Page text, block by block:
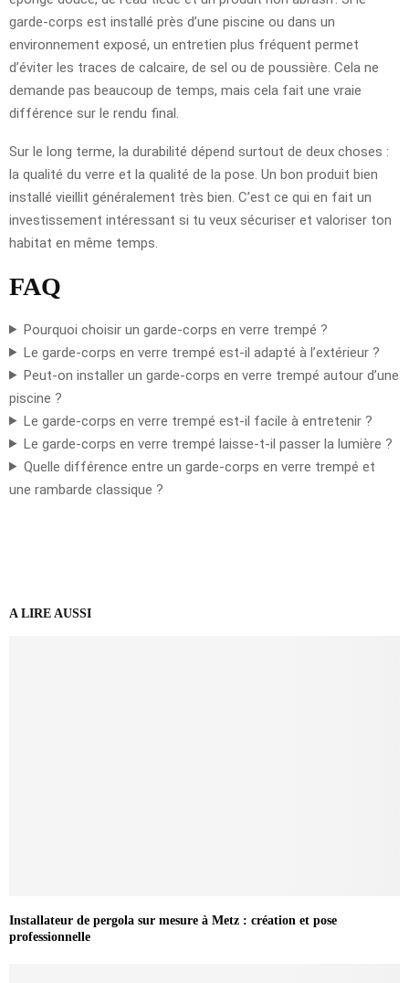
garde-corps est installé près d’une piscine ou dans un
environnement exposé, un entretien plus fréquent permet
d’éviter les traces de calcaire, de sel ou de poussière. Cela ne
demande pas beaucoup de temps, mais cela fait une vraie
différence sur le rendu final.
Sur le long terme, la durabilité dépend surtout de deux choses :
la qualité du verre et la qualité de la pose. Un bon produit bien
installé vieillit généralement très bien. C’est ce qui en fait un
investissement intéressant si tu veux sécuriser et valoriser ton
habitat en même temps.
FAQ
Pourquoi choisir un garde-corps en verre trempé ?
Le garde-corps en verre trempé est-il adapté à l’extérieur ?
Peut-on installer un garde-corps en verre trempé autour d’une
piscine ?
Le garde-corps en verre trempé est-il facile à entretenir ?
Le garde-corps en verre trempé laisse-t-il passer la lumière ?
Quelle différence entre un garde-corps en verre trempé et
une rambarde classique ?
A LIRE AUSSI
Installateur de pergola sur mesure à Metz : création et pose
professionnelle